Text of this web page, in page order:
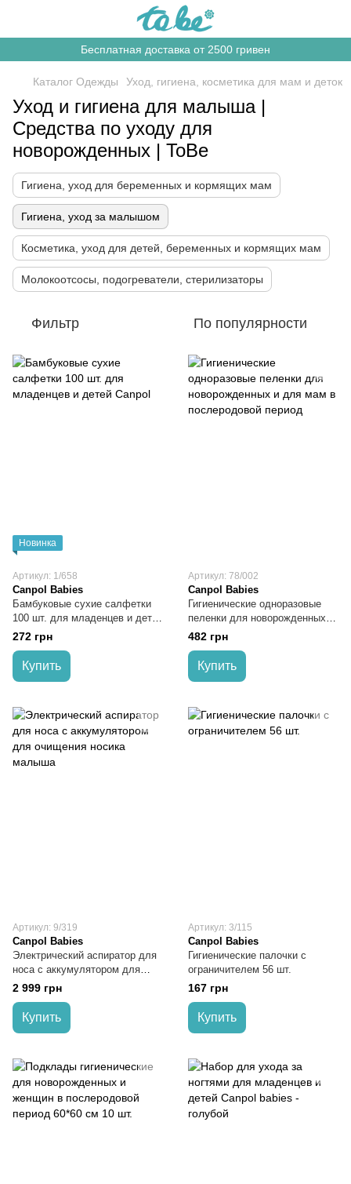
Бесплатная доставка от 2500 гривен
Каталог Одежды Уход, гигиена, косметика для мам и деток
Уход и гигиена для малыша |
Средства по уходу для
новорожденных | ToBe
Гигиена, уход для беременных и кормящих мам
Гигиена, уход за малышом
Косметика, уход для детей, беременных и кормящих мам
Молокоотсосы, подогреватели, стерилизаторы
Фильтр По популярности
Новинка
Артикул: 1/658
Canpol Babies
Бамбуковые сухие салфетки
100 шт. для младенцев и детей
Canpol
272 грн
Купить
Артикул: 78/002
Canpol Babies
Гигиенические одноразовые
пеленки для новорожденных и
для мам в послеродовой
период
482 грн
Купить
Артикул: 9/319
Canpol Babies
Электрический аспиратор для
носа с аккумулятором для
очищения носика малыша
2 999 грн
Купить
Артикул: 3/115
Canpol Babies
Гигиенические палочки с
ограничителем 56 шт.
167 грн
Купить